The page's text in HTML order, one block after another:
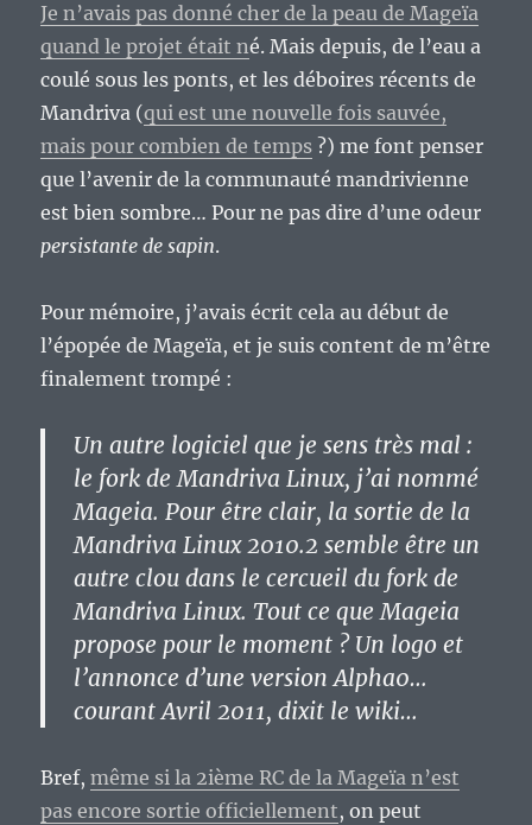
Je n’avais pas donné cher de la peau de Mageïa
quand le projet était né. Mais depuis, de l’eau a
coulé sous les ponts, et les déboires récents de
Mandriva (qui est une nouvelle fois sauvée,
mais pour combien de temps ?) me font penser
que l’avenir de la communauté mandrivienne
est bien sombre… Pour ne pas dire d’une odeur
persistante de sapin.
Pour mémoire, j’avais écrit cela au début de
l’épopée de Mageïa, et je suis content de m’être
finalement trompé :
Un autre logiciel que je sens très mal :
le fork de Mandriva Linux, j’ai nommé
Mageia. Pour être clair, la sortie de la
Mandriva Linux 2010.2 semble être un
autre clou dans le cercueil du fork de
Mandriva Linux. Tout ce que Mageia
propose pour le moment ? Un logo et
l’annonce d’une version Alpha0…
courant Avril 2011, dixit le wiki…
Bref,même si la 2ième RC de la Mageïa n’est
pas encore sortie officiellement, on peut